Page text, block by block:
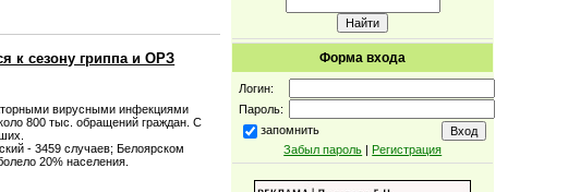
к сезону гриппа и ОРЗ
вирусными инфекциями
800 тыс. обращений граждан. С
- 3459 случаев; Белоярском
20% населения.
Форма входа
Логин:
Пароль:
запомнить
Забыл пароль | Регистрация